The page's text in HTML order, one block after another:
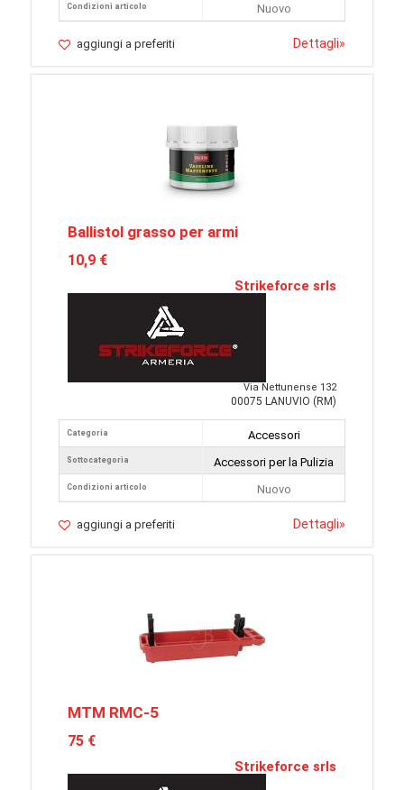
Condizioni articolo Nuovo
aggiungi a preferiti Dettagli»
Ballistol grasso per armi
10,9 €
Strikeforce srls
Via Nettunense 132
00075 LANUVIO (RM)
Categoria
Sottocategoria
Condizioni articolo
Accessori
Accessori per la Pulizia
Nuovo
aggiungi a preferiti Dettagli»
MTM RMC-5
75 €
Strikeforce srls